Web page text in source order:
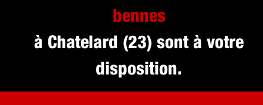
bennes
à Chatelard (23) sont à votre
disposition.